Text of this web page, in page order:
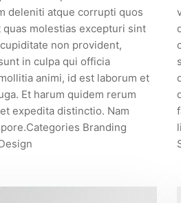
deleniti atque corrupti quos
molestias excepturi sint
non provident,
in culpa qui officia
animi, id est laborum et
Et harum quidem rerum
expedita distinctio. Nam
Branding